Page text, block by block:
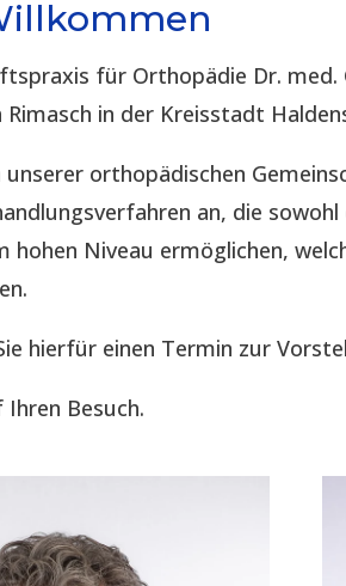
für Orthopädie Dr.
Rimasch in der Kreisstadt
unserer orthopädischen
an, die
hohen Niveau ermöglichen,
hierfür einen Termin zur
Besuch.